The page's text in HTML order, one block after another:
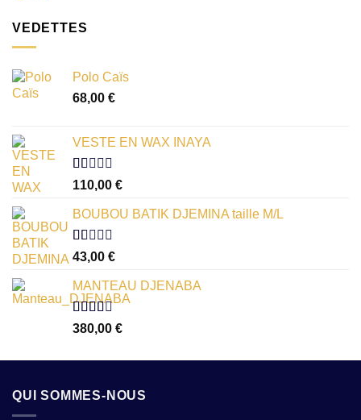
VEDETTES
Polo Caïs
68,00 €
VESTE EN WAX INAYA
Note
sur
5
110,00 €
BOUBOU BATIK DJEMINA taille M/L
Note
1.00
sur
5
43,00 €
MANTEAU DJENABA
Note
380,00 €
QUI SOMMES-NOUS